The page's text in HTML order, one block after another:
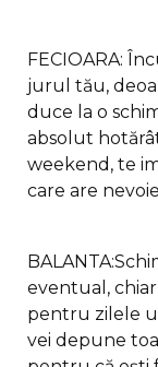
FECIOARA:
jurul tău,
duce la o
absolut
weekend, te
care are
eventual,
pentru zilele
vei depune